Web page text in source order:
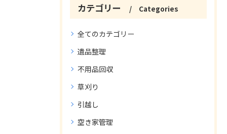
カテゴリー Categories
全てのカテゴリー
遺品整理
不用品回収
草刈り
引越し
空き家管理